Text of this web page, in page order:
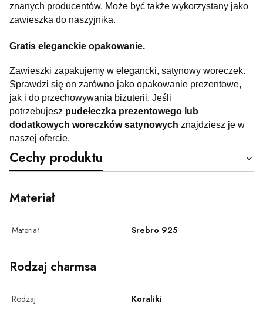
znanych producentów. Może być także wykorzystany jako
zawieszka do naszyjnika.
Gratis eleganckie opakowanie.
Zawieszki zapakujemy w elegancki, satynowy woreczek.
Sprawdzi się on zarówno jako opakowanie prezentowe,
jak i do przechowywania biżuterii. Jeśli
potrzebujesz pudełeczka prezentowego lub
dodatkowych woreczków satynowych znajdziesz je w
naszej ofercie.
Cechy produktu
Materiał
Materiał Srebro 925
Rodzaj charmsa
Rodzaj Koraliki